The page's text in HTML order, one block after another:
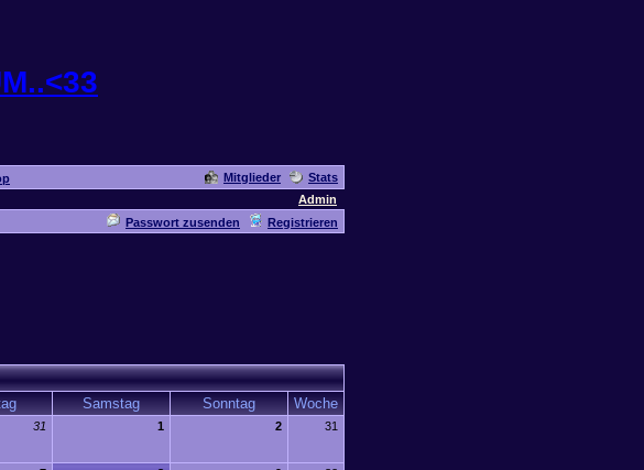
Mitglieder
Stats
Admin
Passwort zusenden Registrieren
Samstag Sonntag Woche
31 1 2 31